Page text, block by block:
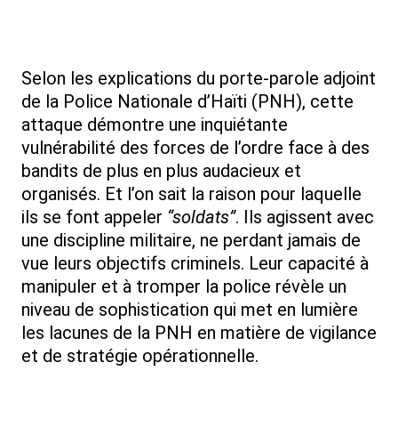
Selon les explications du porte-parole adjoint
de la Police Nationale d’Haïti (PNH), cette
attaque démontre une inquiétante
vulnérabilité des forces de l’ordre face à des
bandits de plus en plus audacieux et
organisés. Et l’on sait la raison pour laquelle
ils se font appeler “soldats”. Ils agissent avec
une discipline militaire, ne perdant jamais de
vue leurs objectifs criminels. Leur capacité à
manipuler et à tromper la police révèle un
niveau de sophistication qui met en lumière
les lacunes de la PNH en matière de vigilance
et de stratégie opérationnelle.